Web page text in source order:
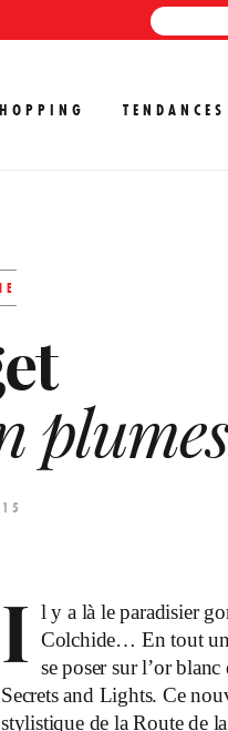
TENDANCES
plumes
I l y a là le paradisier
Colchide… En tout
se poser sur l’or
Secrets and Lights. Ce
stylistique de la Route de